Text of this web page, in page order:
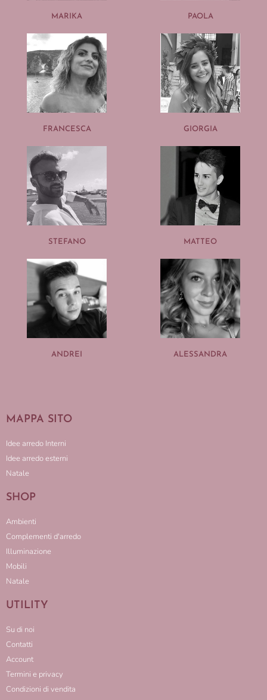
MARIKA PAOLA
FRANCESCA GIORGIA
STEFANO MATTEO
ANDREI ALESSANDRA
MAPPA SITO
Idee arredo Interni
Idee arredo esterni
Natale
SHOP
Ambienti
Complementi d'arredo
Illuminazione
Mobili
Natale
UTILITY
Su di noi
Contatti
Account
Termini e privacy
Condizioni di vendita